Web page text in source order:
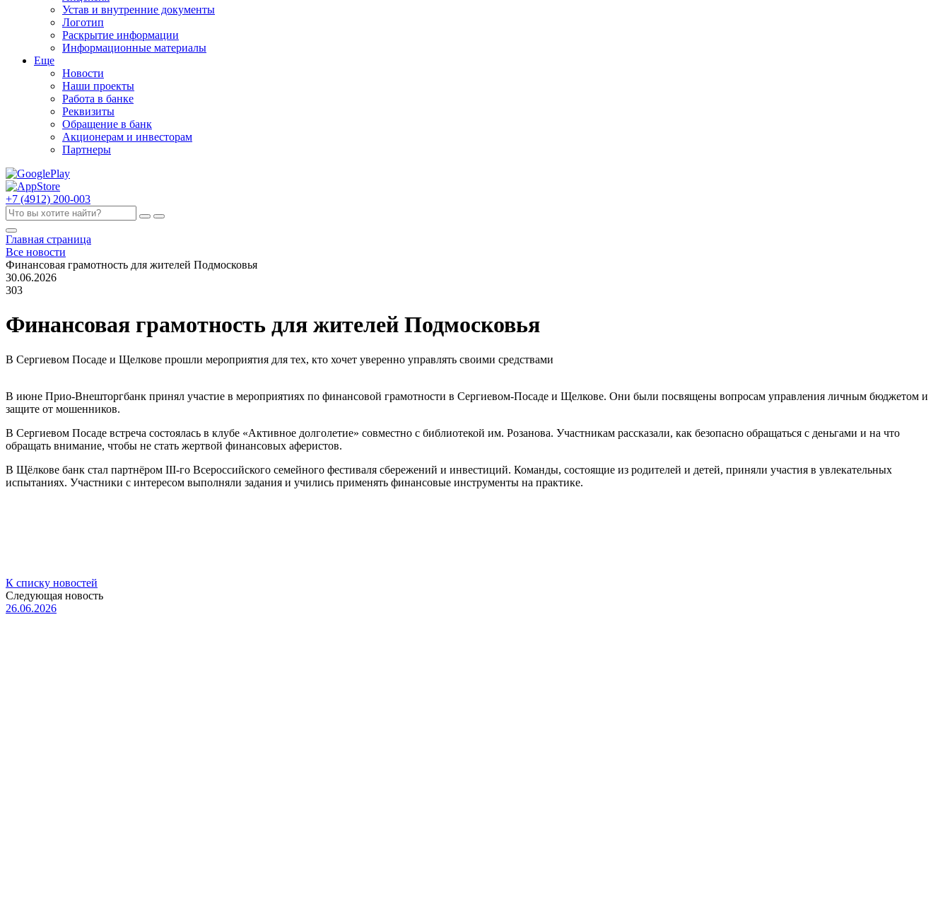
Устав и внутренние документы
Логотип
Раскрытие информации
Информационные материалы
Еще
Новости
Наши проекты
Работа в банке
Реквизиты
Обращение в банк
Акционерам и инвесторам
Партнеры
+7 (4912) 200-003
Главная страница
Все новости
Финансовая грамотность для жителей Подмосковья
30.06.2026
303
Финансовая грамотность для жителей Подмосковья
В Сергиевом Посаде и Щелкове прошли мероприятия для тех, кто хочет уверенно управлять своими средствами
В июне Прио-Внешторгбанк принял участие в мероприятиях по финансовой грамотности в Сергиевом-Посаде и Щелкове. Они были посвящены вопросам управления личным бюджетом и
защите от мошенников.
В Сергиевом Посаде встреча состоялась в клубе «Активное долголетие» совместно с библиотекой им. Розанова. Участникам рассказали, как безопасно обращаться с деньгами и на что
обращать внимание, чтобы не стать жертвой финансовых аферистов.
В Щёлкове банк стал партнёром III-го Всероссийского семейного фестиваля сбережений и инвестиций. Команды, состоящие из родителей и детей, приняли участия в увлекательных
испытаниях. Участники с интересом выполняли задания и учились применять финансовые инструменты на практике.
К списку новостей
Следующая новость
26.06.2026